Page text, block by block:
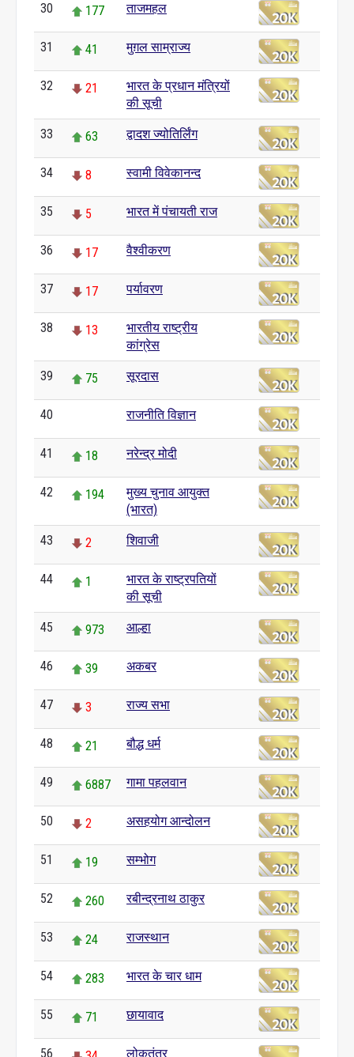
30 177 ताजमहल
31 41 मुग़ल साम्राज्य
32 21
भारत के प्रधान मंत्रियों
की सूची
33 63 द्वादश ज्योतिर्लिंग
34 8 स्वामी विवेकानन्द
35 5 भारत में पंचायती राज
36 17 वैश्वीकरण
37 17 पर्यावरण
38 13
भारतीय राष्ट्रीय
कांग्रेस
39 75 सूरदास
40 राजनीति विज्ञान
41 18 नरेन्द्र मोदी
42 194
मुख्य चुनाव आयुक्त
(भारत)
43 2 शिवाजी
44 1
भारत के राष्ट्रपतियों
की सूची
45 973 आल्हा
46 39 अकबर
47 3 राज्य सभा
48 21 बौद्ध धर्म
49 6887 गामा पहलवान
50 2 असहयोग आन्दोलन
51 19 सम्भोग
52 260 रबीन्द्रनाथ ठाकुर
53 24 राजस्थान
54 283 भारत के चार धाम
55 71 छायावाद
56 लोकतंत्र